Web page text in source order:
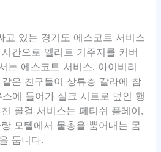
고 있는 경기도 에스코트 서비스
간으로 엘리트 거주지를 커버
는 에스코트 서비스, 아이비리
은 친구들이 상류층 갈라에 참
에 들어가 실크 시트로 덮인 행
콜걸 서비스는 페티쉬 플레이,
모텔에서 물총을 뿜어내는 몸
둡니다.